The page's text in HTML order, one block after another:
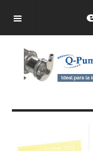
OFF CANVAS